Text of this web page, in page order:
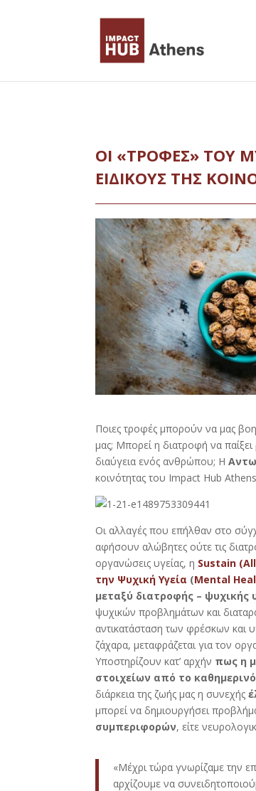
ΟΙ «ΤΡΟΦΕΣ» ΤΟΥ
ΕΙΔΙΚΟΥΣ ΤΗΣ
Ποιες τροφές μπορούν να μας
μας; Μπορεί η διατροφή να
διαύγεια ενός ανθρώπου; Η
κοινότητας του Impact Hub
Οι αλλαγές που επήλθαν στο
αφήσουν αλώβητες ούτε τις
οργανώσεις υγείας, η Sustain
την Ψυχική Υγεία (Mental
μεταξύ διατροφής – ψυχικής
ψυχικών προβλημάτων και
αντικατάσταση των φρέσκων και
ζάχαρα, μεταφράζεται για τον
Υποστηρίζουν κατ’ αρχήν πως η
στοιχείων από το
διάρκεια της ζωής μας η συνεχής
μπορεί να δημιουργήσει
συμπεριφορών, είτε
«Μέχρι τώρα γνωρίζαμε την
αρχίζουμε να